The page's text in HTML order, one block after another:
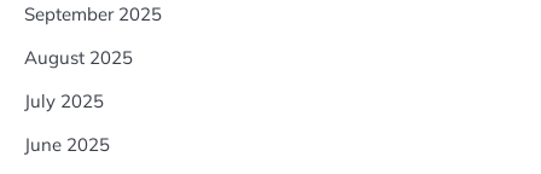
September 2025
August 2025
July 2025
June 2025